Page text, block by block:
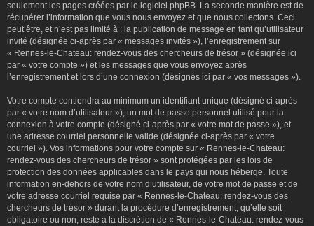
seulement les pages créées par le logiciel phpBB. La seconde manière est de
récupérer l’information que vous nous envoyez et que nous collectons. Ceci
peut être, et n’est pas limité à : la publication de message en tant qu’utilisateur
invité (désignée ci-après par « messages invités »), l’enregistrement sur
« Rennes-le-Chateau: rendez-vous des chercheurs de trésor » (désignée ici
par « votre compte ») et les messages que vous envoyez après
l’enregistrement et lors d’une connexion (désignés ici par « vos messages »).
Votre compte contiendra au minimum un identifiant unique (désigné ci-après
par « votre nom d’utilisateur »), un mot de passe personnel utilisé pour la
connexion à votre compte (désigné ci-après par « votre mot de passe »), et
une adresse courriel personnelle valide (désignée ci-après par « votre
courriel »). Vos informations pour votre compte sur « Rennes-le-Chateau:
rendez-vous des chercheurs de trésor » sont protégées par les lois de
protection des données applicables dans le pays qui nous héberge. Toute
information en-dehors de votre nom d’utilisateur, de votre mot de passe et de
votre adresse courriel requise par « Rennes-le-Chateau: rendez-vous des
chercheurs de trésor » durant la procédure d’enregistrement, qu’elle soit
obligatoire ou non, reste à la discrétion de « Rennes-le-Chateau: rendez-vous